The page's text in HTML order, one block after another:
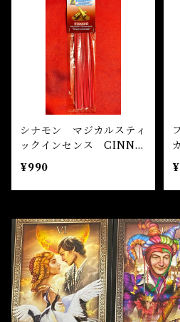
金運 Money
恋愛 Love
干支風水置き物
寅 Tiger
卯 Rabit
辰 Dragon
巳 Snake
午 Horse
ブレスレット Bracelet
仕事 Job
人間関係 Relationship
自己実現 Self-realization
裁判 Trial
人間関係 Relationships
仕事 Job
スピリチュアル Spiritual
人間関係 RelationShips
恋愛 Love
金運 Money
人間関係 Relationships
自己実現 Self-Realization
スピリチュアル Spiritual
バス＆フロアウォッシュ
護身 Self-Defence
恋愛 Love
金運 Money
人間関係 Relationships
バスハーブ Bath Herb
恋愛 love
白魔術キット
アミュレット Amulet
仕事
金運
シナモン マジカルスティ
ックインセンス CINNA
MON Magical Stick Inc
ense
¥990